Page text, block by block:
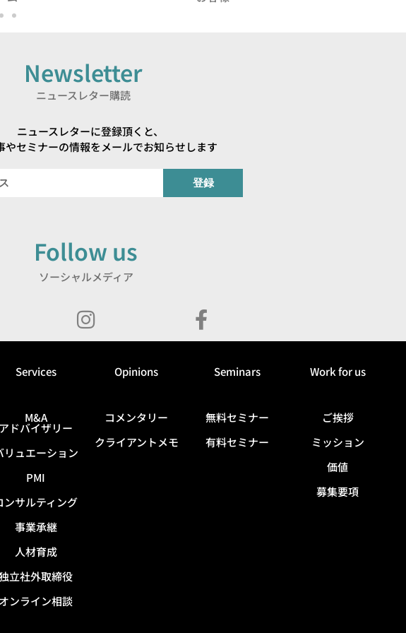
Newsletter
ニュースレター購読
ニュースレターに登録頂くと、
やセミナーの情報をメールでお知らせします
登録
Follow us
ソーシャルメディア
Services
M&A
ドバイザリー
リュエーション
PMI
ンサルティング
事業承継
人材育成
立社外取締役
ンライン相談
Opinions
コメンタリー
クライアントメモ
Seminars
無料セミナー
有料セミナー
Work for us
ご挨拶
ミッション
価値
募集要項